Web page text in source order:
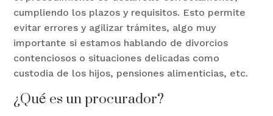
cumpliendo los plazos y requisitos. Esto permite
evitar errores y agilizar trámites, algo muy
importante si estamos hablando de divorcios
contenciosos o situaciones delicadas como
custodia de los hijos, pensiones alimenticias, etc.
¿Qué es un procurador?